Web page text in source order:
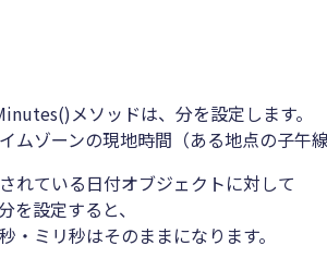
メソッドは、分を設定します。
ムゾーンの現地時間（ある地点の子午
れている日付オブジェクトに対して
設定すると、
・ミリ秒はそのままになります。